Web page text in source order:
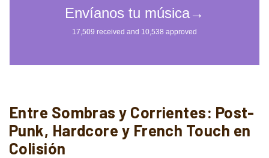
Entre Sombras y Corrientes: Post-
Punk, Hardcore y French Touch en
Colisión